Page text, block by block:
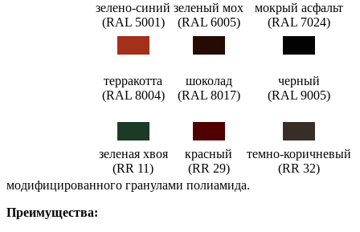
зелено-синий
(RAL 5001)
зеленый мох
(RAL 6005)
мокрый асфальт
(RAL 7024)
терракотта
(RAL 8004)
шоколад
(RAL 8017)
черный
(RAL 9005)
зеленая хвоя
(RR 11)
красный
(RR 29)
темно-коричневый
(RR 32)
модифицированного гранулами полиамида.
Преимущества: